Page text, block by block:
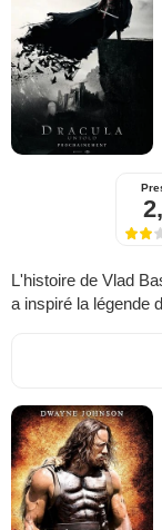
L'histoire de Vlad
a inspiré la légende